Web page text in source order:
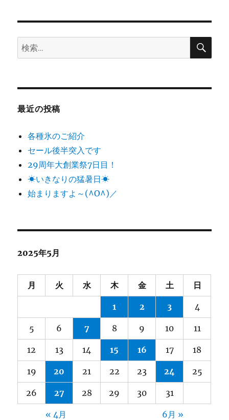
ン
検
索:
検
最近の投稿
各種氷のご紹介
セール後半突入です
29周年大創業祭7日目！
☀いきなりの猛暑日☀
始まりますよ～(^O^)／
2025年5月
月 火 水 木 金 土 日
1 2 3 4
5 6 7 8 9 10 11
12 13 14 15 16 17 18
19 20 21 22 23 24 25
26 27 28 29 30 31
« 4月 6月 »